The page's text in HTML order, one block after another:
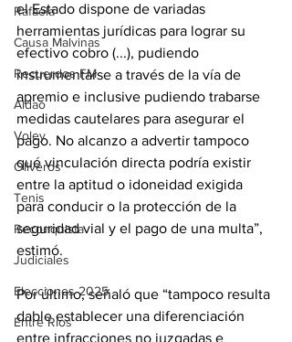
Rafaela
Causa Malvinas
Recuerdos FM
Aldao
Voley
Oliveros
Tenis
Reconquista
Judiciales
Elecciones 2025
Entre Ríos
el Estado dispone de variadas
herramientas jurídicas para lograr su
efectivo cobro (...), pudiendo
instrumentarse a través de la vía de
apremio e inclusive pudiendo trabarse
medidas cautelares para asegurar el
pago. No alcanzo a advertir tampoco
qué vinculación directa podría existir
entre la aptitud o idoneidad exigida
para conducir o la protección de la
seguridad vial y el pago de una multa”,
estimó.
Por último, señaló que “tampoco resulta
dable establecer una diferenciación
entre infracciones no juzgadas e